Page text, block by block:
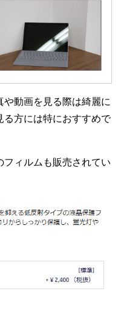
動画を見る際は綺麗に
る方には特におすすめで
フィルムも販売されてい